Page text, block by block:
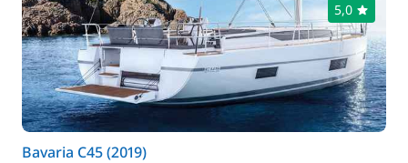
5,0
Bavaria C45 (2019)